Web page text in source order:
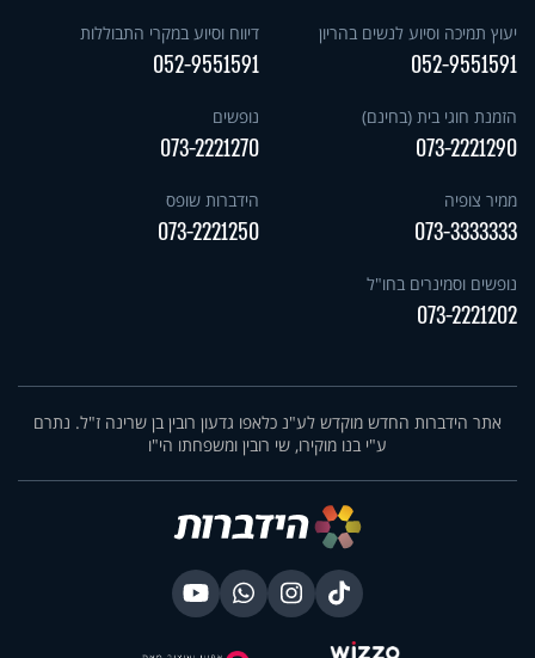
יעוץ תמיכה וסיוע לנשים בהריון
052-9551591
דיווח וסיוע במקרי התבוללות
052-9551591
הזמנת חוגי בית (בחינם)
073-2221290
נופשים
073-2221270
ממיר צופיה
073-3333333
הידברות שופס
073-2221250
נופשים וסמינרים בחו"ל
073-2221202
אתר הידברות החדש מוקדש לע"נ כלאפו גדעון רובין בן שרינה ז"ל. נתרם
ע"י בנו מוקירו, שי רובין ומשפחתו הי"ו